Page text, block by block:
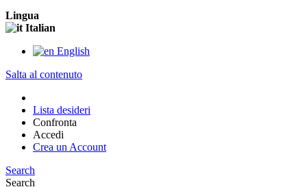
Lingua
Italian
English
Salta al contenuto
Lista desideri
Confronta
Accedi
Crea un Account
Search
Search